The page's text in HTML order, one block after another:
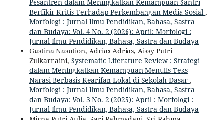
Pesantren dalam Meningkatkan Kemampuan Santri
Berfikir Kritis Terhadap Perkembangan Media Sosial ,
Morfologi : Jurnal Ilmu Pendidikan, Bahasa, Sastra
dan Budaya: Vol. 4 No. 2 (2026): April: Morfologi :
Jurnal Ilmu Pendidikan, Bahasa, Sastra dan Budaya
Gustina Nasution, Adrias Adrias, Aissy Putri
Zulkarnaini, Systematic Literature Review : Strategi
dalam Meningkatkan Kemampuan Menulis Teks
Narasi Berbasis Kearifan Lokal di Sekolah Dasar ,
Morfologi : Jurnal Ilmu Pendidikan, Bahasa, Sastra
dan Budaya: Vol. 3 No. 2 (2025): April : Morfologi :
Jurnal Ilmu Pendidikan, Bahasa, Sastra dan Budaya